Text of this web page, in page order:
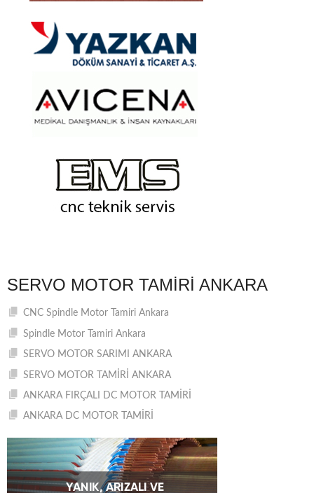
SERVO MOTOR TAMIRI ANKARA
CNC Spindle Motor Tamiri Ankara
Spindle Motor Tamiri Ankara
SERVO MOTOR SARIMI ANKARA
SERVO MOTOR TAMİRİ ANKARA
ANKARA FIRÇALI DC MOTOR TAMİRİ
ANKARA DC MOTOR TAMİRİ